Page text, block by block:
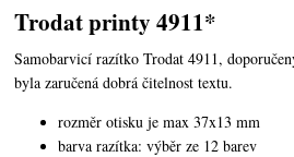
Trodat printy 4911*
Samobarvicí razítko Trodat 4911,
byla zaručená dobrá čitelnost textu.
rozměr otisku je max 37x13 mm
barva razítka: výběr ze 12 barev